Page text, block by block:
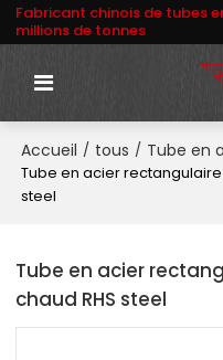
Fabricant chinois de tubes
millions de tonnes
Accueil / tous / Tube en
Tube en acier
steel
Tube en acier
chaud RHS steel